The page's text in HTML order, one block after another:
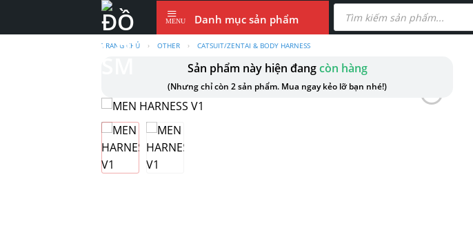
Danh mục sản phẩm
Tìm
kiếm
phẩm
TRANG CHỦ › OTHER › CATSUIT/ZENTAI & BODY HARNESS
Sản phẩm này hiện đangcòn hàng
(Nhưng chỉ còn 2 sản phẩm. Mua ngay kẻo lỡ bạn nhé!)